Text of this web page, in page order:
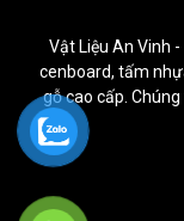
Vật Liệu An Vinh
cenboard, tấm
gỗ cao cấp.